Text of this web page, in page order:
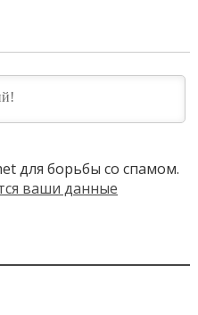
для борьбы со спамом.
ваши данные